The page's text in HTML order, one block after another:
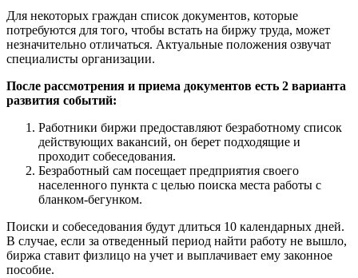
Для некоторых граждан список документов, которые
потребуются для того, чтобы встать на биржу труда, может
незначительно отличаться. Актуальные положения озвучат
специалисты организации.
После рассмотрения и приема документов есть 2 варианта
развития событий:
Работники биржи предоставляют безработному список
действующих вакансий, он берет подходящие и
проходит собеседования.
Безработный сам посещает предприятия своего
населенного пункта с целью поиска места работы с
бланком-бегунком.
Поиски и собеседования будут длиться 10 календарных дней.
В случае, если за отведенный период найти работу не вышло,
биржа ставит физлицо на учет и выплачивает ему законное
пособие.